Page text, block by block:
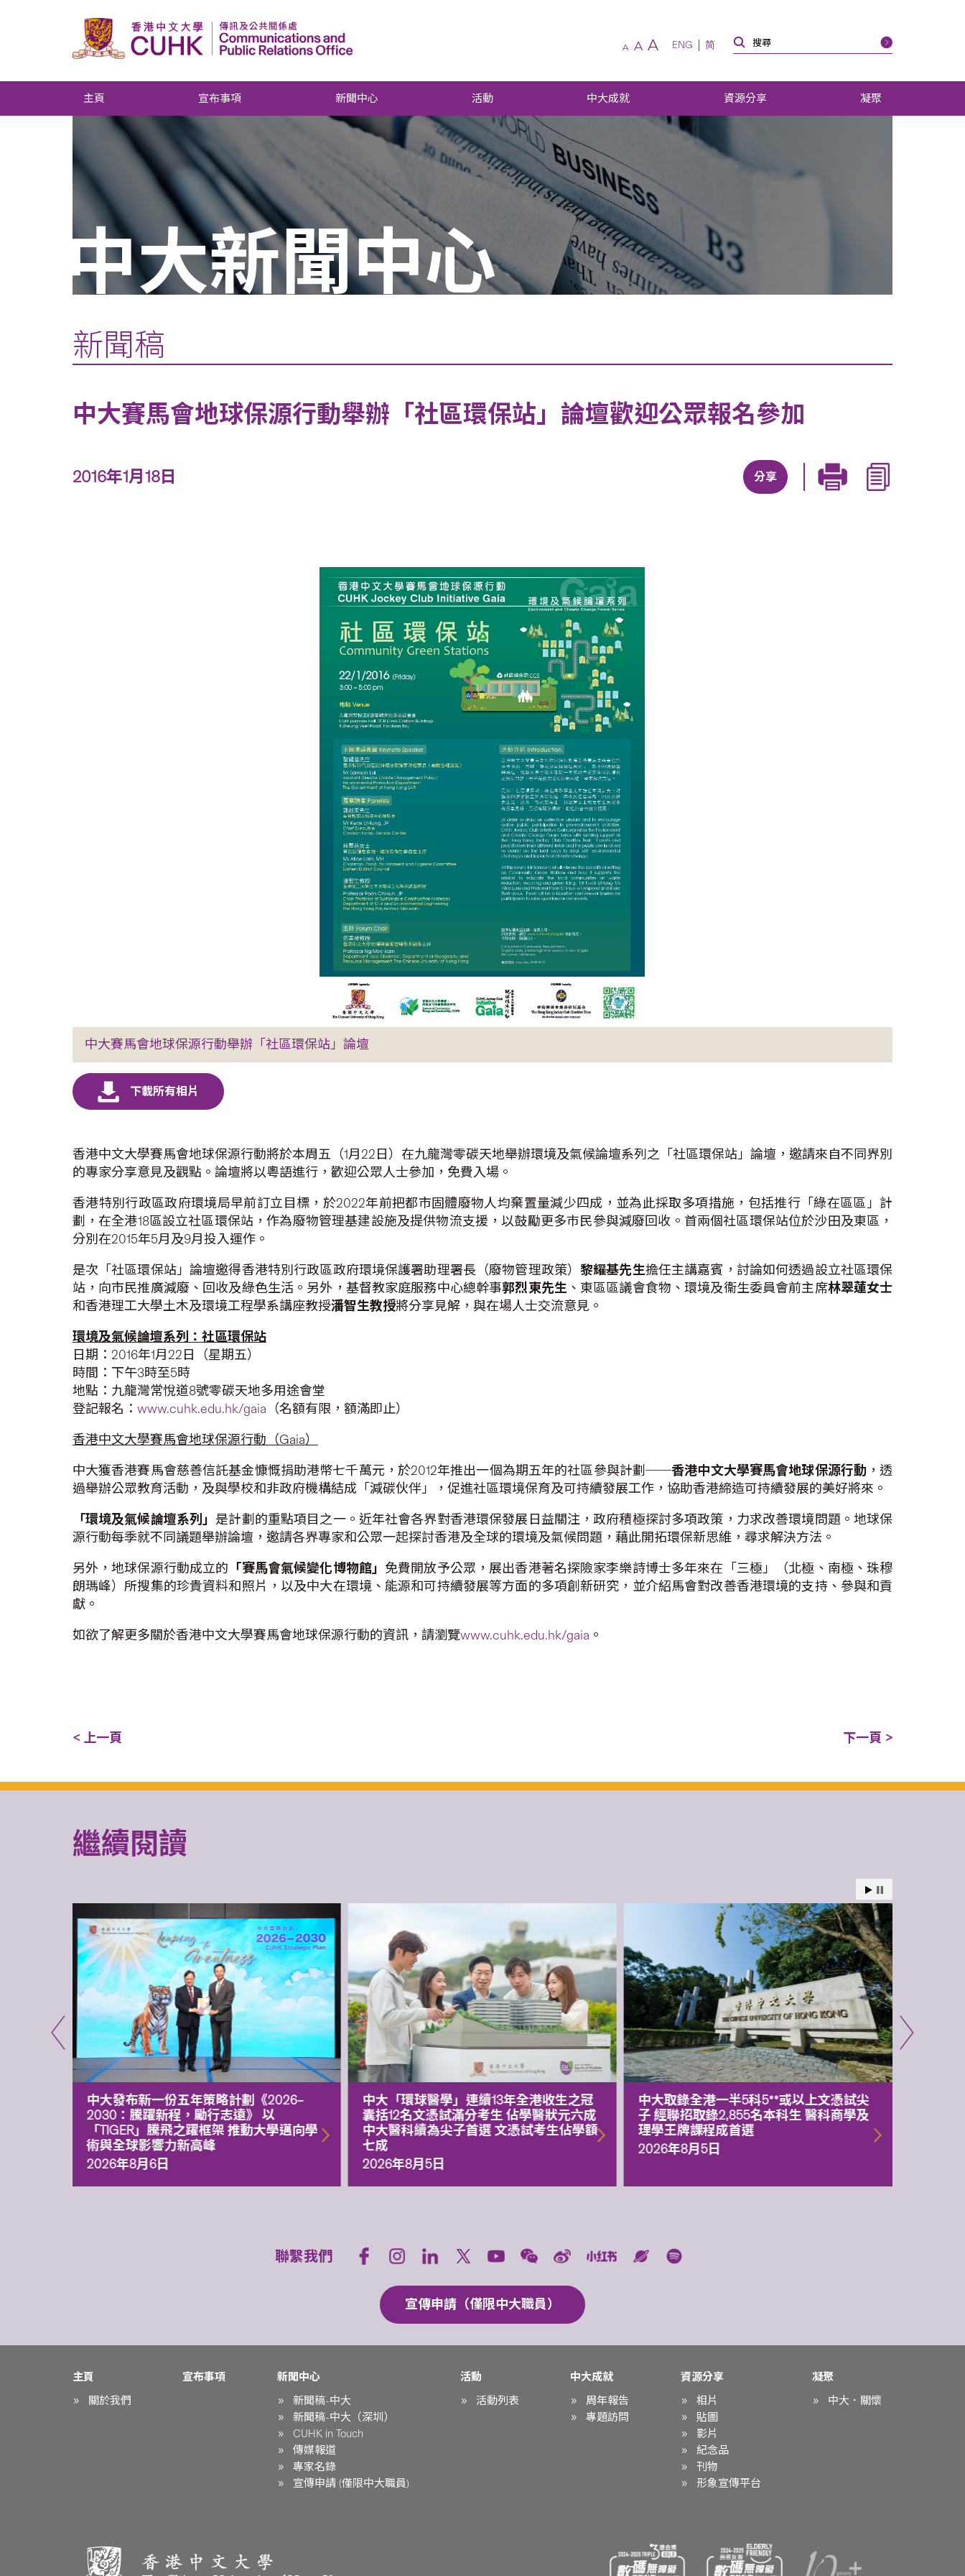
A A A ENG 简
主頁 宣布事項 新聞中心 活動 中大成就 資源分享 凝聚
中大新聞中心
新聞稿
中大賽馬會地球保源行動舉辦「社區環保站」論壇歡迎公眾報名參加
2016年1月18日 分享
中大賽馬會地球保源行動舉辦「社區環保站」論壇
香港中文大學賽馬會地球保源行動將於本周五（1月22日）在九龍灣零碳天地舉辦環境及氣候論壇系列之「社區環保站」論壇，邀請來自不同界別
的專家分享意見及觀點。論壇將以粵語進行，歡迎公眾人士參加，免費入場。
香港特別行政區政府環境局早前訂立目標，於2022年前把都市固體廢物人均棄置量減少四成，並為此採取多項措施，包括推行「綠在區區」計
劃，在全港18區設立社區環保站，作為廢物管理基建設施及提供物流支援，以鼓勵更多巿民參與減廢回收。首兩個社區環保站位於沙田及東區，
分別在2015年5月及9月投入運作。
是次「社區環保站」論壇邀得香港特別行政區政府環境保護署助理署長（廢物管理政策）黎耀基先生擔任主講嘉賓，討論如何透過設立社區環保
站，向市民推廣減廢、回收及綠色生活。另外，基督教家庭服務中心總幹事郭烈東先生、東區區議會食物、環境及衞生委員會前主席林翠蓮女士
和香港理工大學土木及環境工程學系講座教授潘智生教授將分享見解，與在場人士交流意見。
環境及氣候論壇系列：社區環保站
日期：2016年1月22日（星期五）
時間：下午3時至5時
地點：九龍灣常悅道8號零碳天地多用途會堂
登記報名： www.cuhk.edu.hk/gaia （名額有限，額滿即止）
香港中文大學賽馬會地球保源行動（Gaia）
中大獲香港賽馬會慈善信託基金慷慨捐助港幣七千萬元，於2012年推出一個為期五年的社區參與計劃──香港中文大學賽馬會地球保源行動 ，透
過舉辦公眾教育活動，及與學校和非政府機構結成「減碳伙伴」，促進社區環境保育及可持續發展工作，協助香港締造可持續發展的美好將來。
「環境及氣候論壇系列」 是計劃的重點項目之一。近年社會各界對香港環保發展日益關注，政府積極探討多項政策，力求改善環境問題。地球保
源行動每季就不同議題舉辦論壇，邀請各界專家和公眾一起探討香港及全球的環境及氣候問題，藉此開拓環保新思維，尋求解決方法。
另外，地球保源行動成立的 「賽馬會氣候變化博物館」 免費開放予公眾，展出香港著名探險家李樂詩博士多年來在「三極」（北極、南極、珠穆
朗瑪峰）所搜集的珍貴資料和照片，以及中大在環境、能源和可持續發展等方面的多項創新研究，並介紹馬會對改善香港環境的支持、參與和貢
獻。
如欲了解更多關於香港中文大學賽馬會地球保源行動的資訊，請瀏覽www.cuhk.edu.hk/gaia 。
< 上一頁 下一頁 >
繼續閱讀
中大發布新一份五年策略計劃《2026‒
2030：騰躍新程，勵行志遠》 以
「TIGER」騰飛之躍框架 推動大學邁向學
術與全球影響力新高峰
2026年8月6日
中大「環球醫學」連續13年全港收生之冠
囊括12名文憑試滿分考生 佔學醫狀元六成
中大醫科續為尖子首選 文憑試考生佔學額
七成
2026年8月5日
中大取錄全港一半5科5**或以上文憑試尖
子 經聯招取錄2,855名本科生 醫科商學及
理學王牌課程成首選
2026年8月5日
聯繫我們
宣傳申請（僅限中大職員）
主頁
關於我們
宣布事項
新聞中心
新聞稿-中大
新聞稿-中大（深圳）
CUHK in Touch
傳媒報道
專家名錄
宣傳申請 (僅限中大職員)
活動
活動列表
中大成就
周年報告
專題訪問
資源分享
相片
貼圖
影片
紀念品
刊物
形象宣傳平台
凝聚
中大．關懷